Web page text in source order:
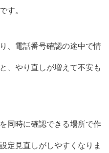
す。
、電話番号確認の途中で情
、やり直しが増えて不安も
同時に確認できる場所で作
定見直しがしやすくなりま